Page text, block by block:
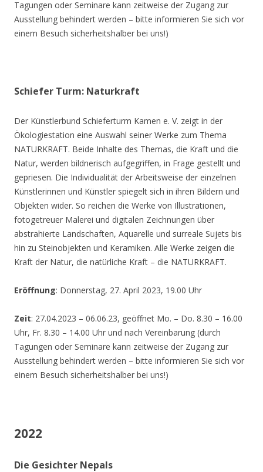
Tagungen oder Seminare kann zeitweise der Zugang zur
Ausstellung behindert werden – bitte informieren Sie sich vor
einem Besuch sicherheitshalber bei uns!)
Schiefer Turm: Naturkraft
Der Künstlerbund Schieferturm Kamen e. V. zeigt in der
Ökologiestation eine Auswahl seiner Werke zum Thema
NATURKRAFT. Beide Inhalte des Themas, die Kraft und die
Natur, werden bildnerisch aufgegriffen, in Frage gestellt und
gepriesen. Die Individualität der Arbeitsweise der einzelnen
Künstlerinnen und Künstler spiegelt sich in ihren Bildern und
Objekten wider. So reichen die Werke von Illustrationen,
fotogetreuer Malerei und digitalen Zeichnungen über
abstrahierte Landschaften, Aquarelle und surreale Sujets bis
hin zu Steinobjekten und Keramiken. Alle Werke zeigen die
Kraft der Natur, die natürliche Kraft – die NATURKRAFT.
Eröffnung: Donnerstag, 27. April 2023, 19.00 Uhr
Zeit: 27.04.2023 – 06.06.23, geöffnet Mo. – Do. 8.30 – 16.00
Uhr, Fr. 8.30 – 14.00 Uhr und nach Vereinbarung (durch
Tagungen oder Seminare kann zeitweise der Zugang zur
Ausstellung behindert werden – bitte informieren Sie sich vor
einem Besuch sicherheitshalber bei uns!)
2022
Die Gesichter Nepals